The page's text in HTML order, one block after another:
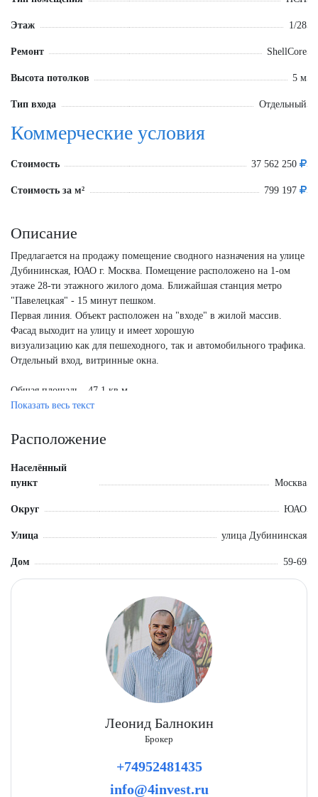
Этаж 1/28
Ремонт ShellCore
Высота потолков 5 м
Тип входа Отдельный
Коммерческие условия
Стоимость 37 562 250
Стоимость за м² 799 197
Описание
Предлагается на продажу помещение сводного назначения на улице
Дубининская, ЮАО г. Москва. Помещение расположено на 1-ом
этаже 28-ти этажного жилого дома. Ближайшая станция метро
"Павелецкая" - 15 минут пешком.
Первая линия. Объект расположен на "входе" в жилой массив.
Фасад выходит на улицу и имеет хорошую
визуализацию как для пешеходного, так и автомобильного трафика.
Отдельный вход, витринные окна.
Общая площадь - 47,1 кв.м.
Высота потоков - от 4 до 6
Показать весь текст
Расположение
Населённый
пункт
Москва
Округ ЮАО
Улица улица Дубининская
Дом 59-69
Леонид Балнокин
Брокер
+74952481435
info@4invest.ru